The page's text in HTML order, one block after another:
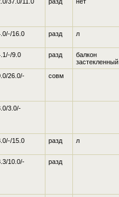
16.0 разд л
9.0 разд
балкон
застекленный
26.0/- совм
3.0/-
15.0 разд л
10.0/- разд